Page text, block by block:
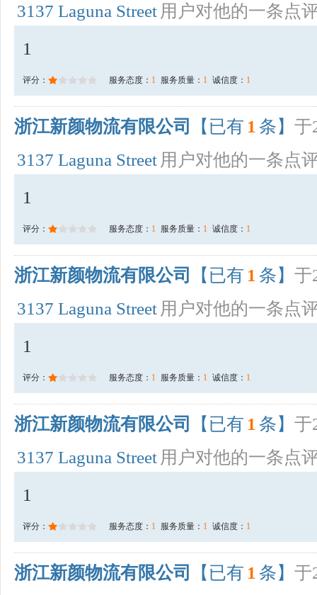
3137 Laguna Street 用户对他的一条点
1
评分： 服务态度： 1 服务质量： 1 诚信度： 1
浙江新颜物流有限公司 【已有 1 条】 于
3137 Laguna Street 用户对他的一条点
1
评分： 服务态度： 1 服务质量： 1 诚信度： 1
浙江新颜物流有限公司 【已有 1 条】 于
3137 Laguna Street 用户对他的一条点
1
评分： 服务态度： 1 服务质量： 1 诚信度： 1
浙江新颜物流有限公司 【已有 1 条】 于
3137 Laguna Street 用户对他的一条点
1
评分： 服务态度： 1 服务质量： 1 诚信度： 1
浙江新颜物流有限公司 【已有 1 条】 于